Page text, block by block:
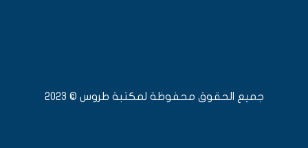
جميع الحقوق محفوظة لمكتبة طروس © 2023